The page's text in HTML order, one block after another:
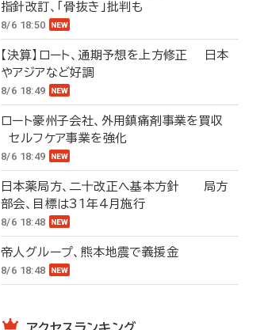
指針改訂、「骨抜き」批判も
8/6 18:50
【決算】ロート、通期予想を上方修正 日本
やアジアなど好調
8/6 18:49
ロート豪州子会社、外用鎮痛剤事業を買収
セルフケア事業を強化
8/6 18:49
日本薬局方、二十改正へ基本方針 局方
部会、目標は31年4月施行
8/6 18:48
帝人グループ、熊本地震で義援金
8/6 18:48